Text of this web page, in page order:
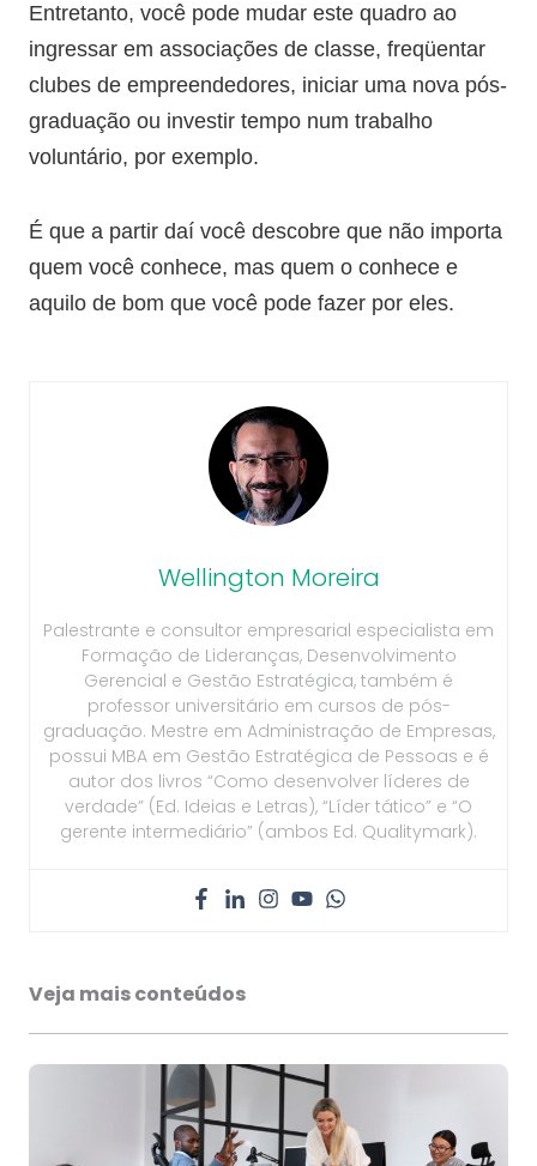
Entretanto, você pode mudar este quadro ao
ingressar em associações de classe, freqüentar
clubes de empreendedores, iniciar uma nova pós-
graduação ou investir tempo num trabalho
voluntário, por exemplo.
É que a partir daí você descobre que não importa
quem você conhece, mas quem o conhece e
aquilo de bom que você pode fazer por eles.
Wellington Moreira
Palestrante e consultor empresarial especialista em
Formação de Lideranças, Desenvolvimento
Gerencial e Gestão Estratégica, também é
professor universitário em cursos de pós-
graduação. Mestre em Administração de Empresas,
possui MBA em Gestão Estratégica de Pessoas e é
autor dos livros “Como desenvolver líderes de
verdade” (Ed. Ideias e Letras), “Líder tático” e “O
gerente intermediário” (ambos Ed. Qualitymark).
Veja mais conteúdos